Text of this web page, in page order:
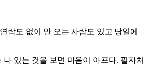
락도 없이 안 오는 사람도 있고 당일에
있는 것을 보면 마음이 아프다. 필자처